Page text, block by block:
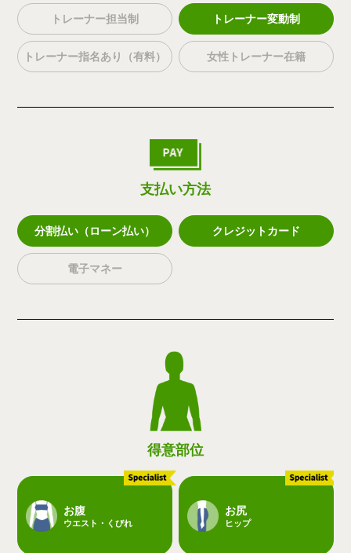
トレーナー担当制 トレーナー変動制
トレーナー指名あり（有料） 女性トレーナー在籍
支払い方法
分割払い（ローン払い） クレジットカード
電子マネー
得意部位
お腹
ウエスト・くびれ
お尻
ヒップ